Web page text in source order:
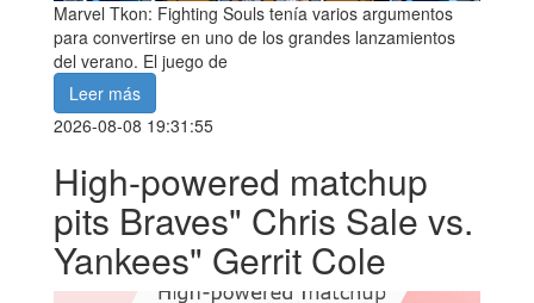
Marvel Tkon: Fighting Souls tenía varios argumentos
para convertirse en uno de los grandes lanzamientos
del verano. El juego de
Leer más
2026-08-08 19:31:55
High-powered matchup
pits Braves" Chris Sale vs.
Yankees" Gerrit Cole